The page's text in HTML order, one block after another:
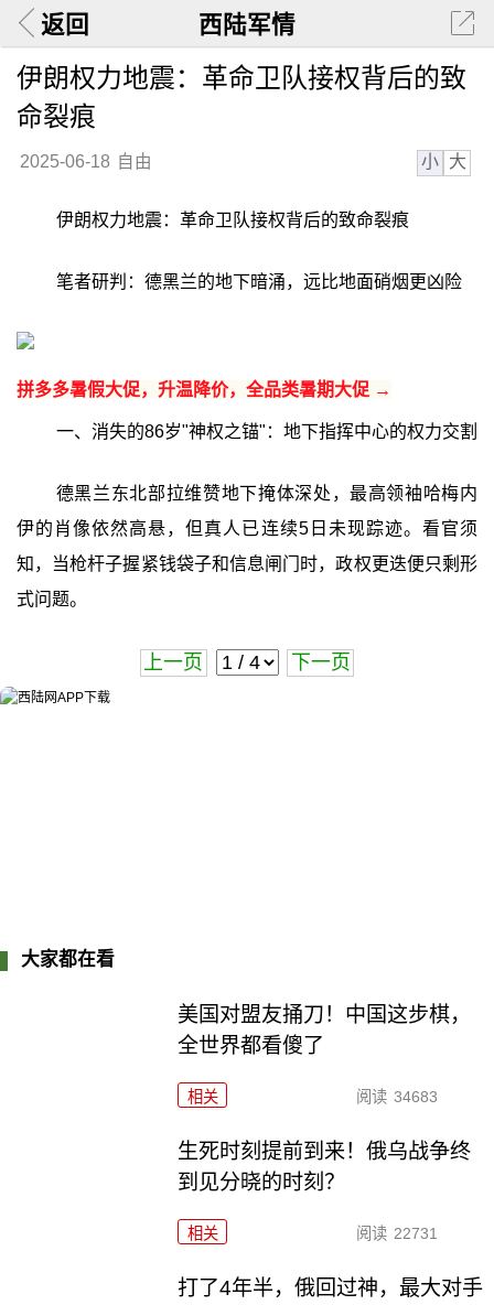
返回 西陆军情
伊朗权力地震：革命卫队接权背后的致
命裂痕
2025-06-18 自由 小 大
伊朗权力地震：革命卫队接权背后的致命裂痕
笔者研判：德黑兰的地下暗涌，远比地面硝烟更凶险
拼多多暑假大促，升温降价，全品类暑期大促 →
一、消失的86岁"神权之锚"：地下指挥中心的权力交割
德黑兰东北部拉维赞地下掩体深处，最高领袖哈梅内
伊的肖像依然高悬，但真人已连续5日未现踪迹。看官须
知，当枪杆子握紧钱袋子和信息闸门时，政权更迭便只剩形
式问题。
上一页 下一页
大家都在看
美国对盟友捅刀！中国这步棋，
全世界都看傻了
相关 阅读 34683
生死时刻提前到来！俄乌战争终
到见分晓的时刻？
相关 阅读 22731
打了4年半，俄回过神，最大对手